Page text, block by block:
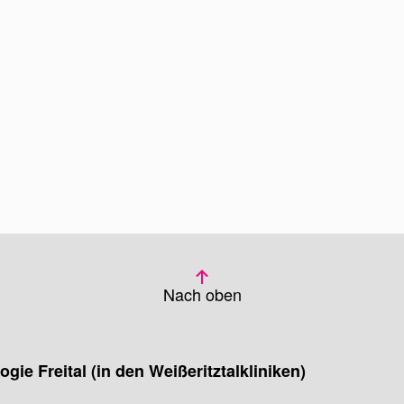
Nach oben
Freital(in den Weißeritz­tal­kliniken)